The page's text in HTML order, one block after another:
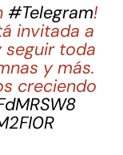
#Telegram!
invitada a
seguir toda
y más.
creciendo